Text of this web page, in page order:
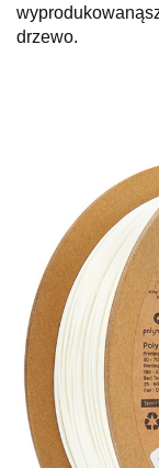
wyprodukowaną
drzewo.